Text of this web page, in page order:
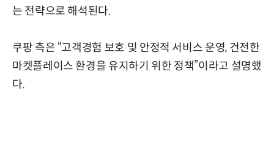
는 전략으로 해석된다.
쿠팡 측은 “고객경험 보호 및 안정적 서비스 운영, 건전한
마켓플레이스 환경을 유지하기 위한 정책”이라고 설명했
다.